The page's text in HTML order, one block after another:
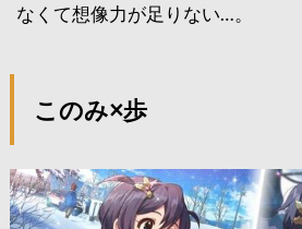
なくて想像力が足りない…。
このみ×歩